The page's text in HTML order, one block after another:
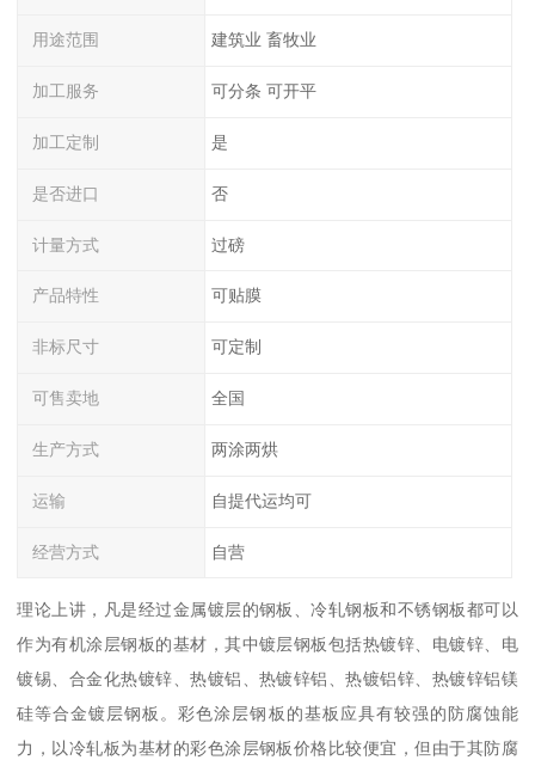
用途范围 建筑业 畜牧业
加工服务 可分条 可开平
加工定制 是
是否进口 否
计量方式 过磅
产品特性 可贴膜
非标尺寸 可定制
可售卖地 全国
生产方式 两涂两烘
运输 自提代运均可
经营方式 自营
理论上讲，凡是经过金属镀层的钢板、冷轧钢板和不锈钢板都可以
作为有机涂层钢板的基材，其中镀层钢板包括热镀锌、电镀锌、电
镀锡、合金化热镀锌、热镀铝、热镀锌铝、热镀铝锌、热镀锌铝镁
硅等合金镀层钢板。彩色涂层钢板的基板应具有较强的防腐蚀能
力，以冷轧板为基材的彩色涂层钢板价格比较便宜，但由于其防腐